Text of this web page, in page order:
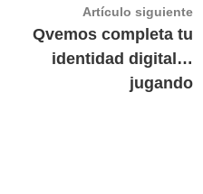
Artículo siguiente
Qvemos completa tu
identidad digital…
jugando